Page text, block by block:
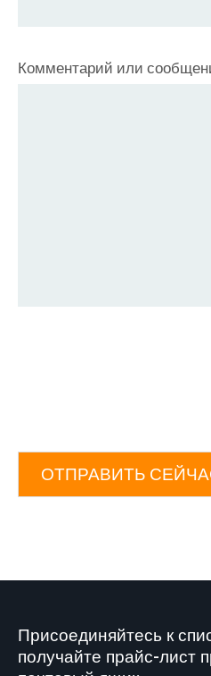
Комментарий или
ОТПРАВИТЬ
Присоединяйтесь к
получайте прайс-лист